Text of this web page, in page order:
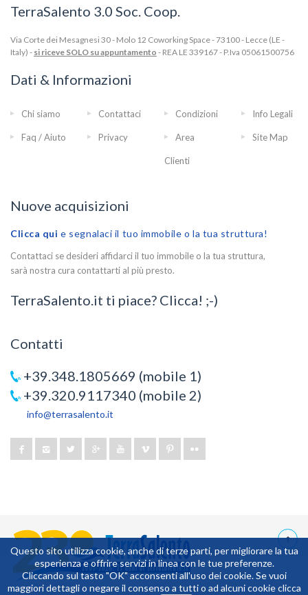
TerraSalento 3.0 Soc. Coop.
Via Corte dei Mesagnesi 30 - Molo 12 Coworking Space - 73100 - Lecce (LE -
Italy) - si riceve SOLO su appuntamento - REA LE 339167 - P.Iva 05061500756
Dati & Informazioni
Chi siamo Contattaci Condizioni Info Legali
Faq / Aiuto Privacy Area
Clienti
Site Map
Nuove acquisizioni
Clicca qui e segnalaci il tuo immobile o la tua struttura!
Contattaci se desideri affidarci il tuo immobile o la tua struttura,
sarà nostra cura contattarti al più presto.
TerraSalento.it ti piace? Clicca! ;-)
Contatti
+39.348.1805669 (mobile 1)
+39.320.9117340 (mobile 2)
info@terrasalento.it
Questo sito utilizza cookie, anche di terze parti, per migliorare la tua
esperienza e offrire servizi in linea con le tue preferenze.
Cliccando sul tasto "OK" acconsenti all'uso dei cookie. Se vuoi
maggiori dettagli o negare il consenso a tutti o ad alcuni cookie clicca
0,0859375